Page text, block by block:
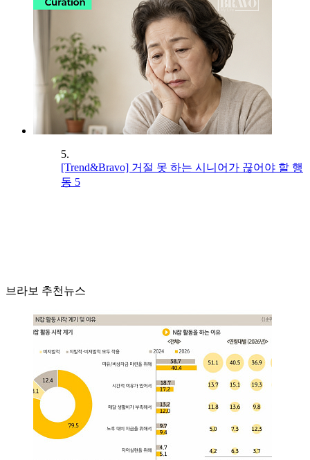
5.
[Trend&Bravo] 거절 못 하는 시니어가 끊어야 할 행
동 5
브라보 추천뉴스